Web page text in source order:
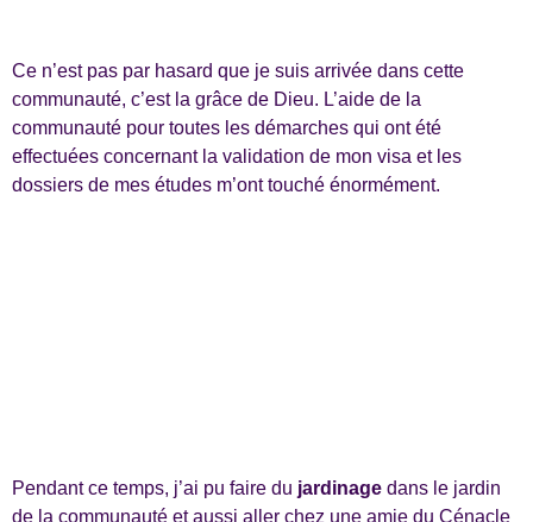
Ce n’est pas par hasard que je suis arrivée dans cette
communauté, c’est la grâce de Dieu. L’aide de la
communauté pour toutes les démarches qui ont été
effectuées concernant la validation de mon visa et les
dossiers de mes études m’ont touché énormément.
Pendant ce temps, j’ai pu faire du jardinage dans le jardin
de la communauté et aussi aller chez une amie du Cénacle